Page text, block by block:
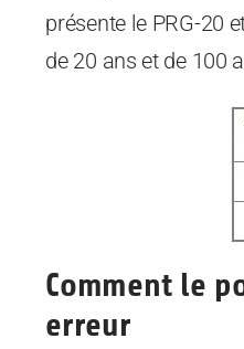
présente le PRG-20
de 20 ans et de 100
Comment le
erreur